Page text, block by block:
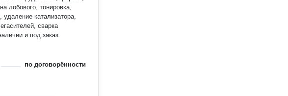
лобового, тонировка,
катализатора,
сварка
и под заказ.
по договорённости